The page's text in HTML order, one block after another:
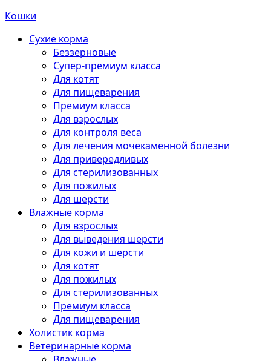
Кошки
Сухие корма
Беззерновые
Супер-премиум класса
Для котят
Для пищеварения
Премиум класса
Для взрослых
Для контроля веса
Для лечения мочекаменной болезни
Для привередливых
Для стерилизованных
Для пожилых
Для шерсти
Влажные корма
Для взрослых
Для выведения шерсти
Для кожи и шерсти
Для котят
Для пожилых
Для стерилизованных
Премиум класса
Для пищеварения
Холистик корма
Ветеринарные корма